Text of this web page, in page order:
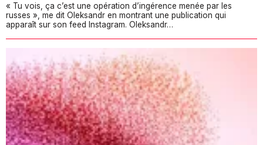
« Tu vois, ça c’est une opération d’ingérence menée par les
russes », me dit Oleksandr en montrant une publication qui
apparaît sur son feed Instagram. Oleksandr…